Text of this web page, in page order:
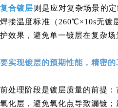
复合镀层 则是应对复杂场景的
焊接温度标准（260℃×10s无镀
护效果，避免单一镀层在复杂场
要实现镀层的预期性能，精密的
前处理阶段是镀层质量的前提
氧化层，避免氧化点导致漏镀